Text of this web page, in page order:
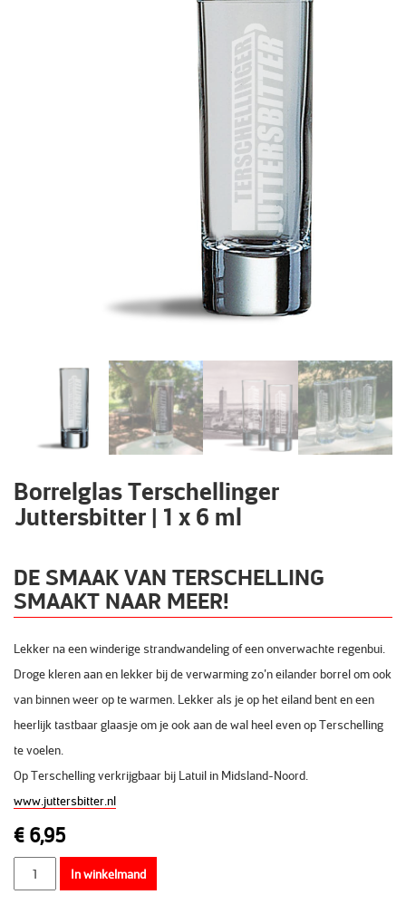
Borrelglas Terschellinger
Juttersbitter | 1 x 6 ml
DE SMAAK VAN TERSCHELLING
SMAAKT NAAR MEER!
Lekker na een winderige strandwandeling of een onverwachte regenbui.
Droge kleren aan en lekker bij de verwarming zo’n eilander borrel om ook
van binnen weer op te warmen . Lekker als je op het eiland bent en een
heerlijk tastbaar glaasje om je ook aan de wal heel even op Terschelling
te voelen.
Op Terschelling verkrijgbaar bij Latuil in Midsland-Noord.
www.juttersbitter.nl
€ 6,95
Aantal In winkelmand